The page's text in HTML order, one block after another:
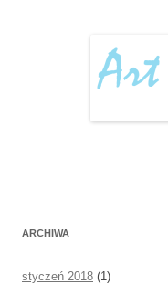
ARCHIWA
styczeń 2018 (1)